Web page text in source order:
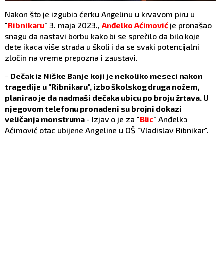
Nakon što je izgubio ćerku Angelinu u krvavom piru u
"Ribnikaru" 3. maja 2023., Anđelko Aćimović je pronašao
snagu da nastavi borbu kako bi se sprečilo da bilo koje
dete ikada više strada u školi i da se svaki potencijalni
zločin na vreme prepozna i zaustavi.
- Dečak iz Niške Banje koji je nekoliko meseci nakon
tragedije u "Ribnikaru", izbo školskog druga nožem,
planirao je da nadmaši dečaka ubicu po broju žrtava. U
njegovom telefonu pronađeni su brojni dokazi
veličanja monstruma - Izjavio je za "Blic" Anđelko
Aćimović otac ubijene Angeline u OŠ "Vladislav Ribnikar".